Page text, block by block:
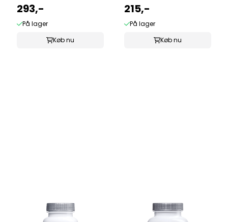
293,-
På lager
Køb nu
215,-
På lager
Køb nu